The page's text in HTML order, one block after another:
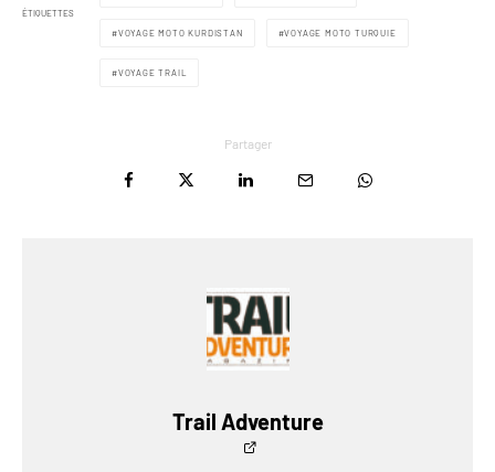
ÉTIQUETTES
VOYAGE MOTO KURDISTAN VOYAGE MOTO TURQUIE
VOYAGE TRAIL
Partager
Trail Adventure